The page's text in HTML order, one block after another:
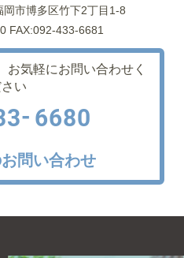
岡市博多区竹下2丁目1-8
FAX:092-433-6681
お気軽にお問い合わせく
い
- 6680
問い合わせ